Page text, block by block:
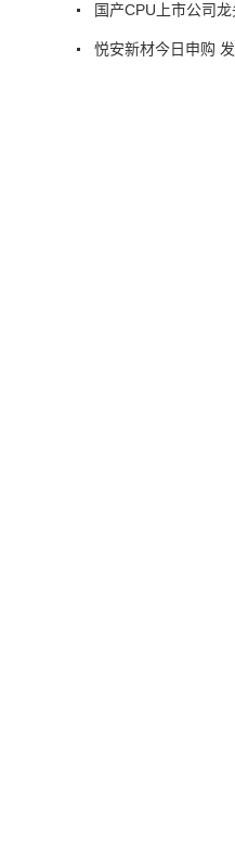
国产CPU上市公司
悦安新材今日申购